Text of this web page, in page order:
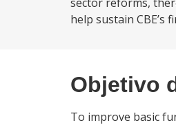
help sustain CBE’s
Objetivo
To improve basic